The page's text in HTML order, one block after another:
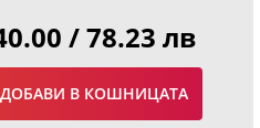
/ 78.23 лв
ДОБАВИ В КОШНИЦАТА